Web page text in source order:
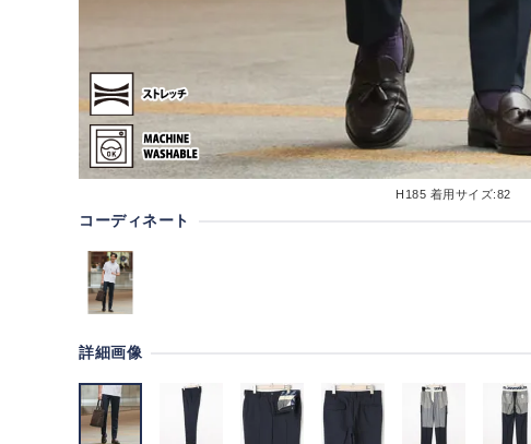
H185 着用サイズ:82
コーディネート
詳細画像